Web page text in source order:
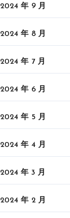
2024 年 9 月
2024 年 8 月
2024 年 7 月
2024 年 6 月
2024 年 5 月
2024 年 4 月
2024 年 3 月
2024 年 2 月